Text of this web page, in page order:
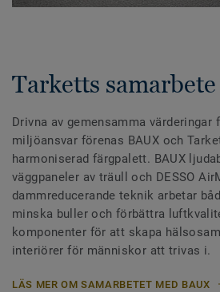
Tarketts
Drivna av gemensamma värderingar
miljöansvar förenas BAUX och
harmoniserad färgpalett. BAUX
väggpaneler av träull och DESSO
dammreducerande teknik arbetar
minska buller och förbättra
komponenter för att skapa
interiörer för människor att trivas i.
LÄS MER OM SAMARBETET MED BAUX